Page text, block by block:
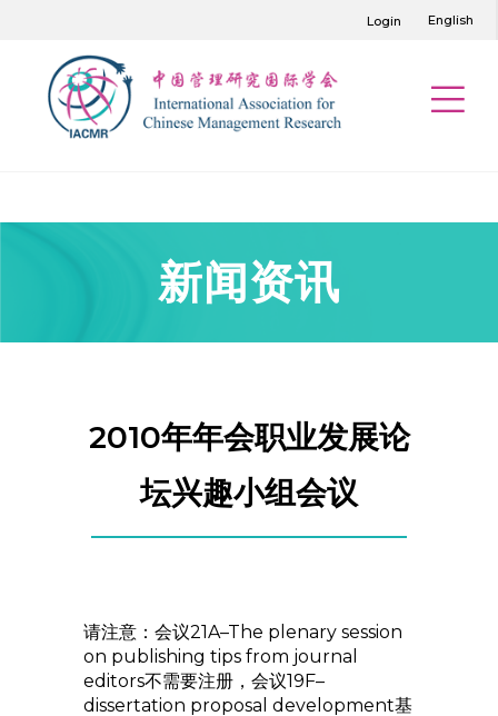
Login English
新闻资讯
2010年年会职业发展论
坛兴趣小组会议
请注意：会议21A–The plenary session
on publishing tips from journal
editors不需要注册，会议19F–
dissertation proposal development基